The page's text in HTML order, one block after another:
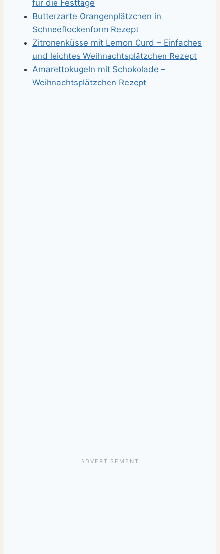
für die Festtage
Butterzarte Orangenplätzchen in
Schneeflockenform Rezept
Zitronenküsse mit Lemon Curd – Einfaches
und leichtes Weihnachtsplätzchen Rezept
Amarettokugeln mit Schokolade –
Weihnachtsplätzchen Rezept